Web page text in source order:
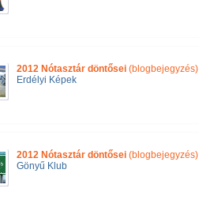
2012 Nótasztár döntősei(blogbejegyzés)
Erdélyi Képek
2012 Nótasztár döntősei(blogbejegyzés)
Gönyű Klub